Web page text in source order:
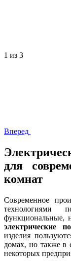
1 из 3
Вперед
для
комнат
Современное
технологиями
функциональные,
электрические
изделия
домах, но также в
некоторых